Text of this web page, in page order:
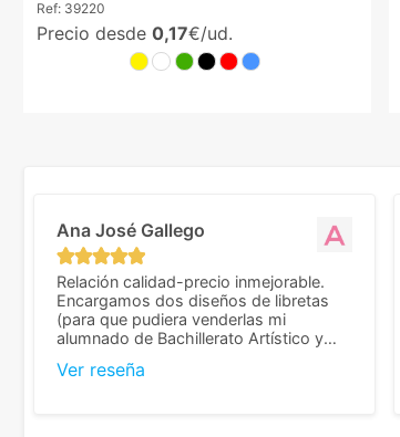
Ref: 39220
Precio desde 0,17€/ud.
Ana José Gallego
Relación calidad-precio inmejorable.
Encargamos dos diseños de libretas
(para que pudiera venderlas mi
alumnado de Bachillerato Artístico y
mejor presupuesto con diferencia, con
Ver reseña